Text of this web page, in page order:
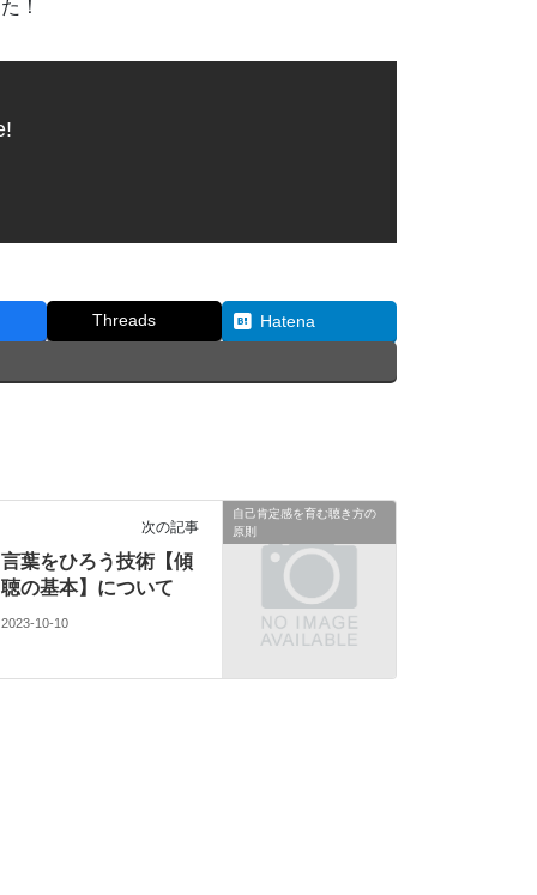
！
Threads Hatena
自己肯定感を育む聴き方の
原則
次の記事
言葉をひろう技術【傾
聴の基本】について
2023-10-10